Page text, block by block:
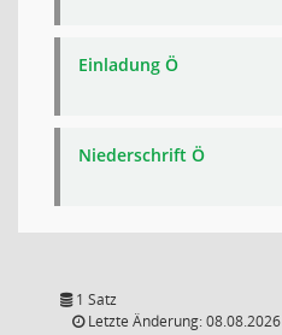
Einladung Ö
Niederschrift Ö
1 Satz
Letzte Änderung: 08.08.2026